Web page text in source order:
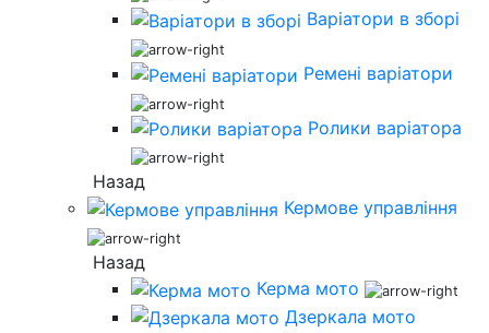
Варіатори в зборі
Ремені варіатори
Ролики варіатора
Назад
Кермове управління
Назад
Керма мото
Дзеркала мото